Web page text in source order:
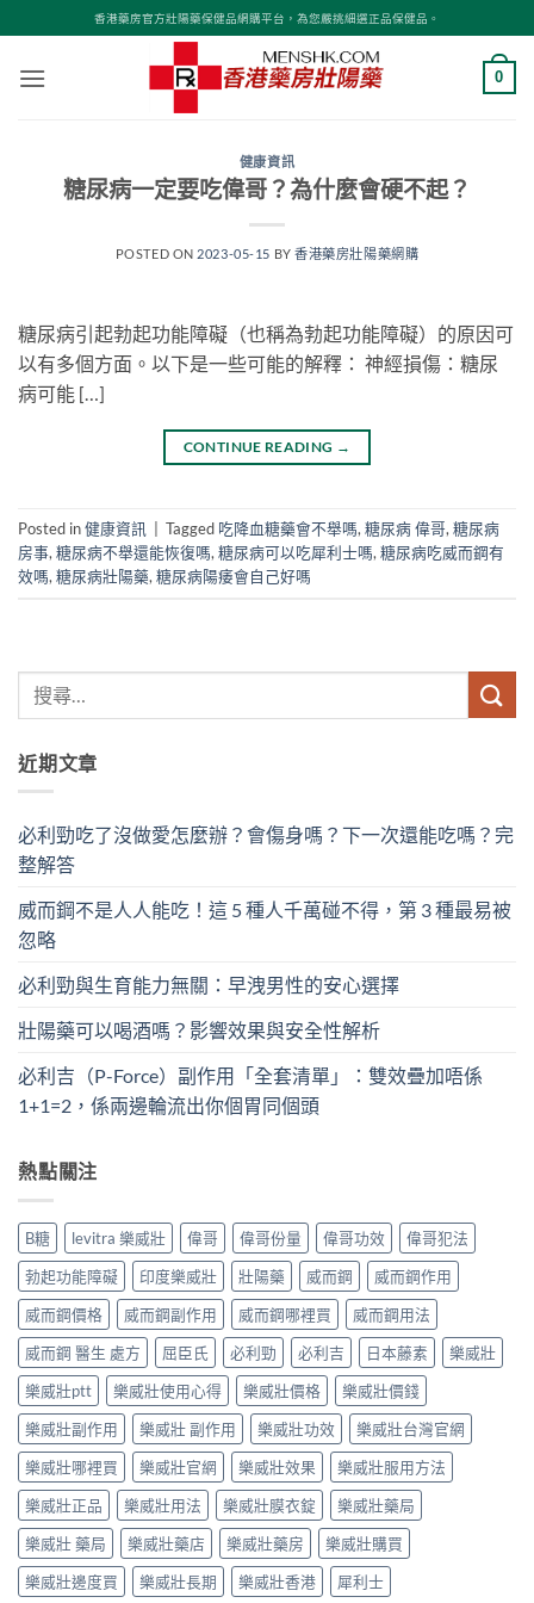
to
content
香港藥房官方壯陽藥保健品網購平台，為您嚴挑細選正品保健品。
0
健康資訊
糖尿病一定要吃偉哥？為什麼會硬不起？
POSTED ON 2023-05-15 BY香港藥房壯陽藥網購
糖尿病引起勃起功能障礙（也稱為勃起功能障礙）的原因可
以有多個方面。以下是一些可能的解釋： 神經損傷：糖尿
病可能 […]
CONTINUE READING →
Posted in健康資訊 Tagged 吃降血糖藥會不舉嗎, 糖尿病 偉哥, 糖尿病
房事, 糖尿病不舉還能恢復嗎, 糖尿病可以吃犀利士嗎, 糖尿病吃威而鋼有
效嗎, 糖尿病壯陽藥, 糖尿病陽痿會自己好嗎
近期文章
必利勁吃了沒做愛怎麼辦？會傷身嗎？下一次還能吃嗎？完
整解答
威而鋼不是人人能吃！這 5 種人千萬碰不得，第 3 種最易被
忽略
必利勁與生育能力無關：早洩男性的安心選擇
壯陽藥可以喝酒嗎？影響效果與安全性解析
必利吉（P-Force）副作用「全套清單」：雙效疊加唔係
1+1=2，係兩邊輪流出你個胃同個頭
熱點關注
B糖 levitra 樂威壯 偉哥 偉哥份量 偉哥功效
偉哥犯法
勃起功能障礙
印度樂威壯 壯陽藥 威而鋼
威而鋼作用
威而鋼價格
威而鋼副作用 威而鋼哪裡買
威而鋼用法
威而鋼 醫生 處方
屈臣氏 必利勁 必利吉 日本藤素
樂威壯
樂威壯ptt
樂威壯使用心得 樂威壯價格
樂威壯價錢
樂威壯副作用
樂威壯 副作用 樂威壯功效
樂威壯台灣官網
樂威壯哪裡買
樂威壯官網 樂威壯效果
樂威壯服用方法
樂威壯正品
樂威壯用法 樂威壯膜衣錠
樂威壯藥局
樂威壯 藥局
樂威壯藥店 樂威壯藥房
樂威壯購買
樂威壯邊度買
樂威壯長期 樂威壯香港 犀利士